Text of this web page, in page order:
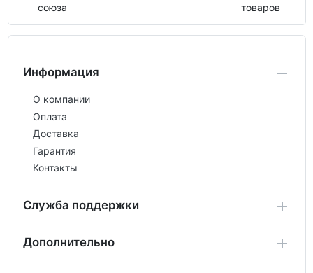
союза
товаров
Информация
О компании
Оплата
Доставка
Гарантия
Контакты
Служба поддержки
Дополнительно